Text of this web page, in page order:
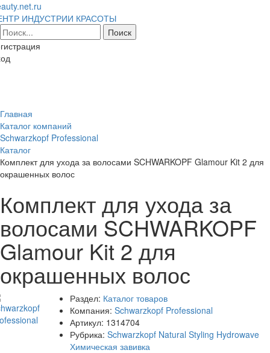
ИНДУСТРИИ КРАСОТЫ
Главная
Каталог компаний
Schwarzkopf Professional
Каталог
Комплект для ухода за волосами SCHWARKOPF Glamour Kit 2 для
окрашенных волос
Комплект для ухода за
волосами SCHWARKOPF
Glamour Kit 2 для
окрашенных волос
Раздел: Каталог товаров
Компания: Schwarzkopf Professional
Артикул: 1314704
Рубрика: Schwarzkopf Natural Styling Hydrowave
Химическая завивка